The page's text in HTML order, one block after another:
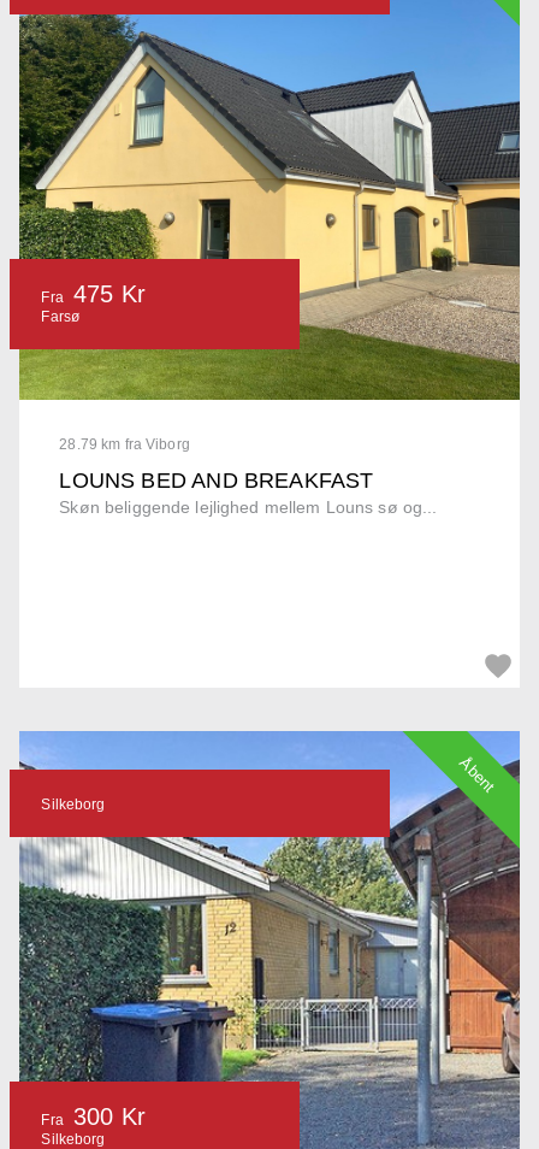
28.79 km fra Viborg
LOUNS BED AND BREAKFAST
Skøn beliggende lejlighed mellem Louns sø og...
Fra 475 Kr
Farsø
Silkeborg
Fra 300 Kr
Silkeborg
Åbent